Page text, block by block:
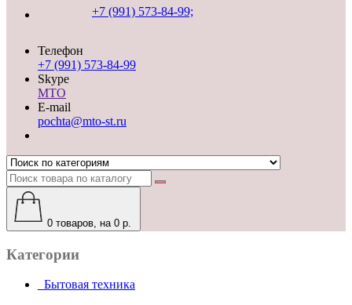
+7 (991) 573-84-99;
Телефон
+7 (991) 573-84-99
Skype
MTO
E-mail
pochta@mto-st.ru
0 товаров, на 0 р.
Категории
Бытовая техника